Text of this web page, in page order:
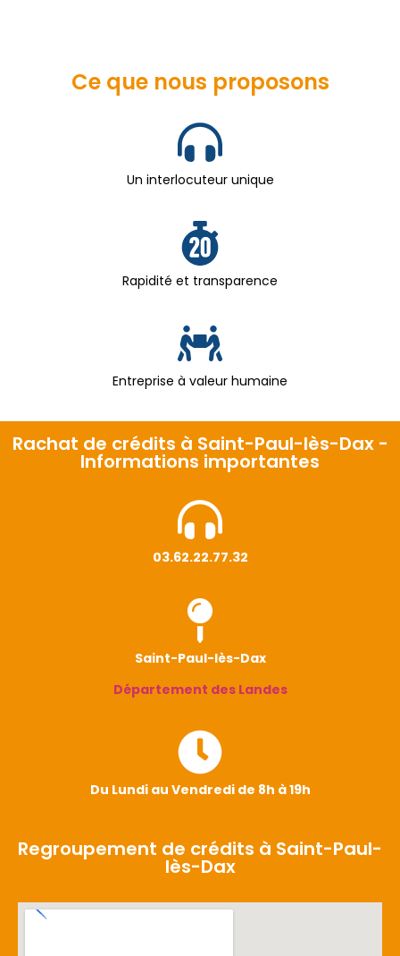
Ce que nous proposons
Un interlocuteur unique
Rapidité et transparence
Entreprise à valeur humaine
Rachat de crédits à Saint-Paul-lès-Dax -
Informations importantes
03.62.22.77.32
Saint-Paul-lès-Dax
Département des Landes
Du Lundi au Vendredi de 8h à 19h
Regroupement de crédits à Saint-Paul-
lès-Dax